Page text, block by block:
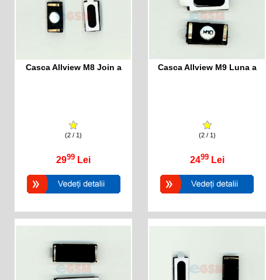
Casca Allview M8 Join a
(2 / 1)
2999 Lei
Casca Allview M9 Luna a
(2 / 1)
2499 Lei